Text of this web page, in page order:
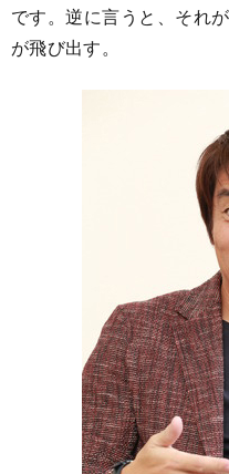
です。逆に言うと、それ
が飛び出す。